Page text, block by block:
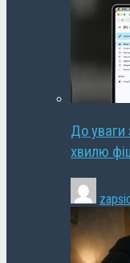
До уваги
хвилю